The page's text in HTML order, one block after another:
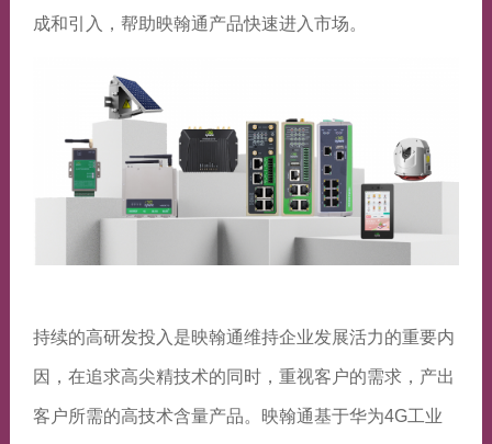
成和引入，帮助映翰通产品快速进入市场。
持续的高研发投入是映翰通维持企业发展活力的重要内
因，在追求高尖精技术的同时，重视客户的需求，产出
客户所需的高技术含量产品。映翰通基于华为4G工业